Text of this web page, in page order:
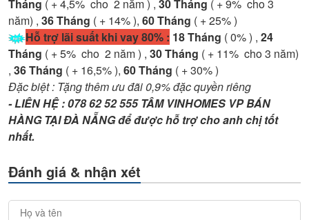
Tháng ( + 4,5% cho 2 năm ) , 30 Tháng ( + 9% cho 3
năm) , 36 Tháng ( + 14% ), 60 Tháng ( + 25% )
Hỗ trợ lãi suất khi vay 80% : 18 Tháng ( 0% ) , 24
Tháng ( + 5% cho 2 năm ) , 30 Tháng ( + 11% cho 3 năm)
, 36 Tháng ( + 16,5% ), 60 Tháng ( + 30% )
Đặc biệt : Tặng thêm ưu đãi 0,9% đặc quyền riêng
- LIÊN HỆ : 078 62 52 555 TÂM VINHOMES VP BÁN
HÀNG TẠI ĐÀ NẴNG để được hỗ trợ cho anh chị tốt
nhất.
Đánh giá & nhận xét